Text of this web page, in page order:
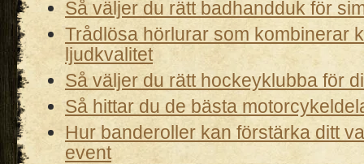
Så väljer du rätt badhandduk för
Trådlösa hörlurar som kombinerar
ljudkvalitet
Så väljer du rätt hockeyklubba för
Så hittar du de bästa
Hur banderoller kan förstärka ditt
event